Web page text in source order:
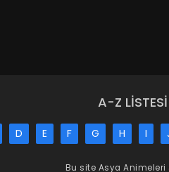
A-Z LİSTESİ
D E F G H I
Bu site Asya Animeleri